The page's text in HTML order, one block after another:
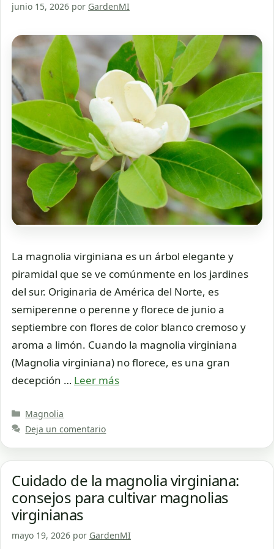
junio 15, 2026 por GardenMI
La magnolia virginiana es un árbol elegante y
piramidal que se ve comúnmente en los jardines
del sur. Originaria de América del Norte, es
semiperenne o perenne y florece de junio a
septiembre con flores de color blanco cremoso y
aroma a limón. Cuando la magnolia virginiana
(Magnolia virginiana) no florece, es una gran
decepción … Leer más
Categorías
Magnolia
Deja un comentario
Cuidado de la magnolia virginiana:
consejos para cultivar magnolias
virginianas
mayo 19, 2026 por GardenMI